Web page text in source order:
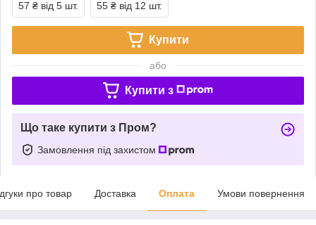
57 ₴ від 5 шт. 55 ₴ від 12 шт.
Купити
або
Купити з
Що таке купити з Пром?
Замовлення під захистом
про товар Доставка Оплата Умови повернення